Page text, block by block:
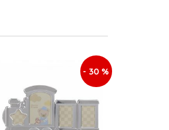
- 30 %